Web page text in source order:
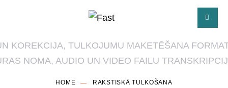
HOME RAKSTISKĀ TULKOŠANA